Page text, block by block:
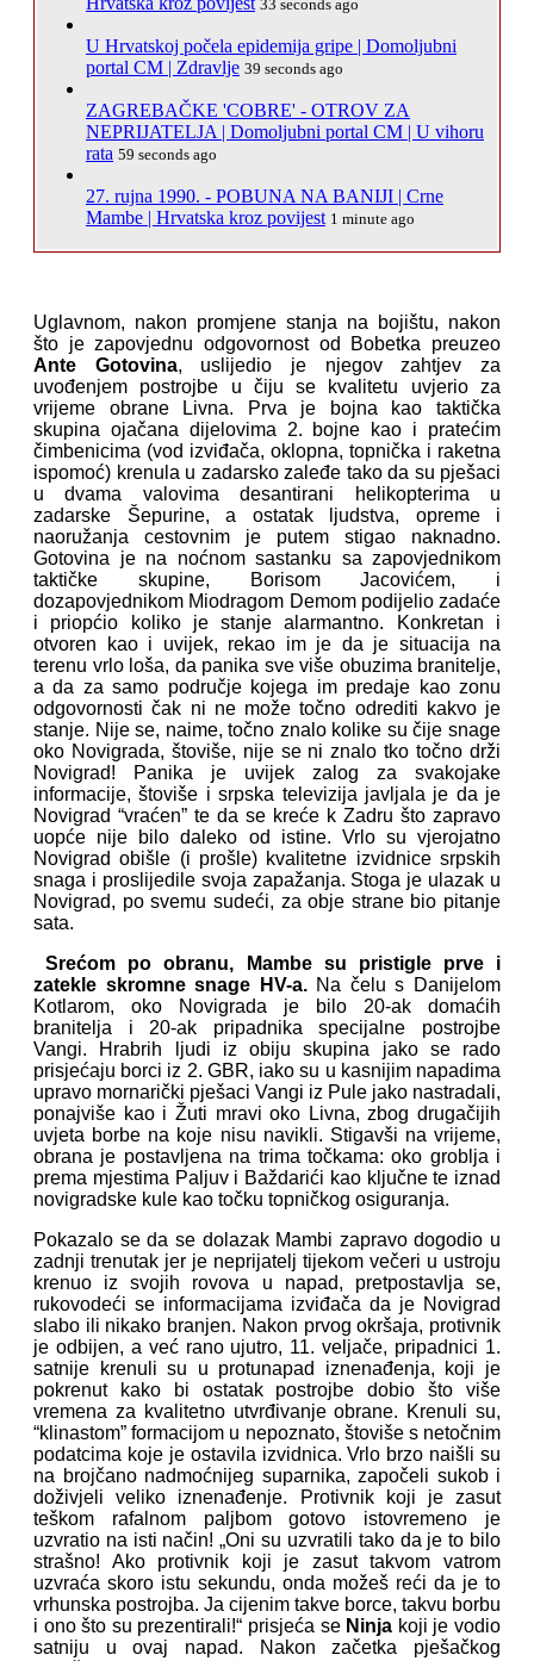
33 seconds ago
U Hrvatskoj počela epidemija gripe | Domoljubni
portal CM | Zdravlje 39 seconds ago
ZAGREBAČKE 'COBRE' - OTROV ZA
NEPRIJATELJA | Domoljubni portal CM | U vihoru
rata 59 seconds ago
27. rujna 1990. - POBUNA NA BANIJI | Crne
Mambe | Hrvatska kroz povijest 1 minute ago
Uglavnom, nakon promjene stanja na bojištu, nakon
što je zapovjednu odgovornost od Bobetka preuzeo
Ante Gotovina, uslijedio je njegov zahtjev za
uvođenjem postrojbe u čiju se kvalitetu uvjerio za
vrijeme obrane Livna. Prva je bojna kao taktička
skupina ojačana dijelovima 2. bojne kao i pratećim
čimbenicima (vod izviđača, oklopna, topnička i raketna
ispomoć) krenula u zadarsko zaleđe tako da su pješaci
u dvama valovima desantirani helikopterima u
zadarske Šepurine, a ostatak ljudstva, opreme i
naoružanja cestovnim je putem stigao naknadno.
Gotovina je na noćnom sastanku sa zapovjednikom
taktičke skupine, Borisom Jacovićem, i
dozapovjednikom Miodragom Demom podijelio zadaće
i priopćio koliko je stanje alarmantno. Konkretan i
otvoren kao i uvijek, rekao im je da je situacija na
terenu vrlo loša, da panika sve više obuzima branitelje,
a da za samo područje kojega im predaje kao zonu
odgovornosti čak ni ne može točno odrediti kakvo je
stanje. Nije se, naime, točno znalo kolike su čije snage
oko Novigrada, štoviše, nije se ni znalo tko točno drži
Novigrad! Panika je uvijek zalog za svakojake
informacije, štoviše i srpska televizija javljala je da je
Novigrad “vraćen” te da se kreće k Zadru što zapravo
uopće nije bilo daleko od istine. Vrlo su vjerojatno
Novigrad obišle (i prošle) kvalitetne izvidnice srpskih
snaga i proslijedile svoja zapažanja. Stoga je ulazak u
Novigrad, po svemu sudeći, za obje strane bio pitanje
sata.
Srećom po obranu, Mambe su pristigle prve i
zatekle skromne snage HV-a.Na čelu s Danijelom
Kotlarom, oko Novigrada je bilo 20-ak domaćih
branitelja i 20-ak pripadnika specijalne postrojbe
Vangi. Hrabrih ljudi iz obiju skupina jako se rado
prisjećaju borci iz 2. GBR, iako su u kasnijim napadima
upravo mornarički pješaci Vangi iz Pule jako nastradali,
ponajviše kao i Žuti mravi oko Livna, zbog drugačijih
uvjeta borbe na koje nisu navikli. Stigavši na vrijeme,
obrana je postavljena na trima točkama: oko groblja i
prema mjestima Paljuv i Baždarići kao ključne te iznad
novigradske kule kao točku topničkog osiguranja.
Pokazalo se da se dolazak Mambi zapravo dogodio u
zadnji trenutak jer je neprijatelj tijekom večeri u ustroju
krenuo iz svojih rovova u napad, pretpostavlja se,
rukovodeći se informacijama izviđača da je Novigrad
slabo ili nikako branjen. Nakon prvog okršaja, protivnik
je odbijen, a već rano ujutro, 11. veljače, pripadnici 1.
satnije krenuli su u protunapad iznenađenja, koji je
pokrenut kako bi ostatak postrojbe dobio što više
vremena za kvalitetno utvrđivanje obrane. Krenuli su,
“klinastom” formacijom u nepoznato, štoviše s netočnim
podatcima koje je ostavila izvidnica. Vrlo brzo naišli su
na brojčano nadmoćnijeg suparnika, započeli sukob i
doživjeli veliko iznenađenje. Protivnik koji je zasut
teškom rafalnom paljbom gotovo istovremeno je
uzvratio na isti način! „Oni su uzvratili tako da je to bilo
strašno! Ako protivnik koji je zasut takvom vatrom
uzvraća skoro istu sekundu, onda možeš reći da je to
vrhunska postrojba. Ja cijenim takve borce, takvu borbu
i ono što su prezentirali!“ prisjeća se Ninja koji je vodio
satniju u ovaj napad. Nakon začetka pješačkog